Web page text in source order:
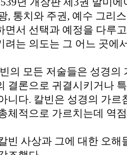
, 통치와 주권, 예수 그리
면서 선택과 예정을 다루
려는 의도는 그 어느 곳에
의 모든 저술들은 성경
결론으로 귀결시키거나
니다. 칼빈은 성경의 가르
체적으로 가르치는데 역
빈 사상과 그에 대한 오